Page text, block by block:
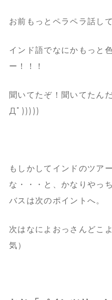
お前もっとペラペラ話し
インド語でなにかもっと
ー！！！
聞いてたぞ！聞いてたん
Дﾟ)))))
もしかしてインドのツア
な・・・と、かなりやっ
バスは次のポイントへ。
次はなによおっさんどこ
気）